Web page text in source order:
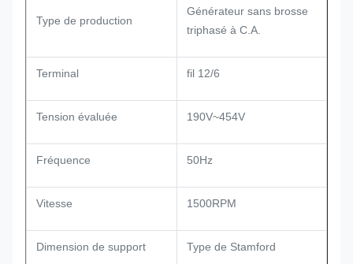
Type de production
Générateur sans brosse
triphasé à C.A.
Terminal fil 12/6
Tension évaluée 190V~454V
Fréquence 50Hz
Vitesse 1500RPM
Dimension de support Type de Stamford